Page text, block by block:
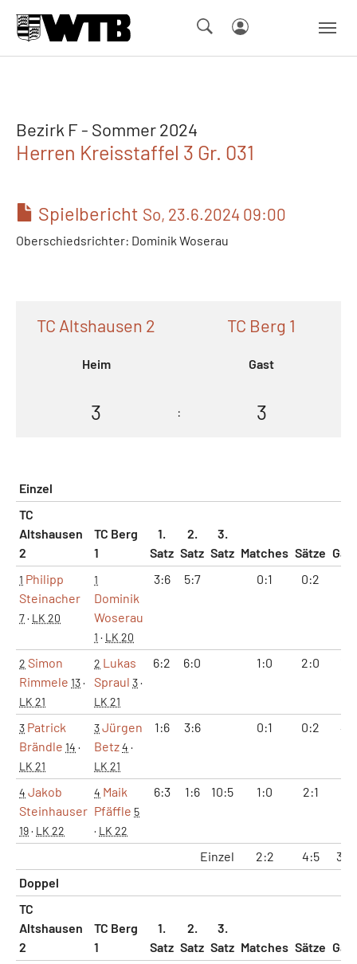
Bezirk F - Sommer 2024
Herren Kreisstaffel 3 Gr. 031
Spielbericht So, 23.6.2024 09:00
Oberschiedsrichter: Dominik Woserau
TC Altshausen 2
Heim
TC Berg 1
Gast
3 : 3
Einzel
TC
Altshausen
2
TC Berg
1
1.
Satz
2.
Satz
3.
Satz Matches Sätze
1 Philipp
Steinacher
7· LK 20
1
Dominik
Woserau
1 · LK 20
3:6 5:7 0:1 0:2
2 Simon
Rimmele 13·
LK 21
2 Lukas
Spraul 3·
LK 21
6:2 6:0 1:0 2:0
3 Patrick
Brändle 14 ·
LK 21
3Jürgen
Betz4 ·
LK 21
1:6 3:6 0:1 0:2
4 Jakob
Steinhauser
19· LK 22
4 Maik
Pfäffle 5
· LK 22
6:3 1:6 10:5 1:0 2:1
Einzel 2:2 4:5
Doppel
TC
Altshausen
2
TC Berg
1
1.
Satz
2.
Satz
3.
Satz Matches Sätze